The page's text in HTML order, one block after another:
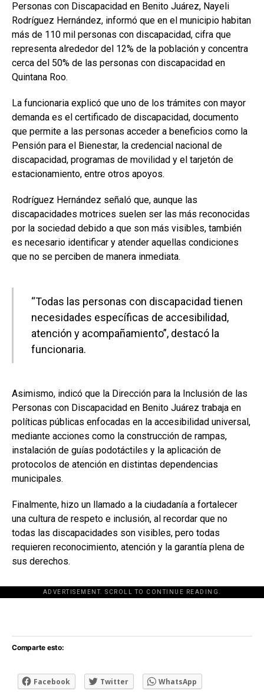
Personas con Discapacidad en Benito Juárez, Nayeli
Rodríguez Hernández, informó que en el municipio habitan
más de 110 mil personas con discapacidad, cifra que
representa alrededor del 12% de la población y concentra
cerca del 50% de las personas con discapacidad en
Quintana Roo.
La funcionaria explicó que uno de los trámites con mayor
demanda es el certificado de discapacidad, documento
que permite a las personas acceder a beneficios como la
Pensión para el Bienestar, la credencial nacional de
discapacidad, programas de movilidad y el tarjetón de
estacionamiento, entre otros apoyos.
Rodríguez Hernández señaló que, aunque las
discapacidades motrices suelen ser las más reconocidas
por la sociedad debido a que son más visibles, también
es necesario identificar y atender aquellas condiciones
que no se perciben de manera inmediata.
“Todas las personas con discapacidad tienen
necesidades específicas de accesibilidad,
atención y acompañamiento”, destacó la
funcionaria.
Asimismo, indicó que la Dirección para la Inclusión de las
Personas con Discapacidad en Benito Juárez trabaja en
políticas públicas enfocadas en la accesibilidad universal,
mediante acciones como la construcción de rampas,
instalación de guías podotáctiles y la aplicación de
protocolos de atención en distintas dependencias
municipales.
Finalmente, hizo un llamado a la ciudadanía a fortalecer
una cultura de respeto e inclusión, al recordar que no
todas las discapacidades son visibles, pero todas
requieren reconocimiento, atención y la garantía plena de
sus derechos.
ADVERTISEMENT. SCROLL TO CONTINUE READING.
[adsforwp id="243463"]
Comparte esto:
Facebook Twitter WhatsApp